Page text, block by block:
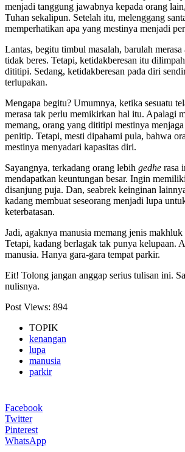
menjadi tanggung jawabnya kepada orang
Tuhan sekalipun. Setelah itu, melenggang
memperhatikan apa yang mestinya menjadi
Lantas, begitu timbul masalah, barulah merasa
tidak beres. Tetapi, ketidakberesan itu
dititipi. Sedang, ketidakberesan pada diri
terlupakan.
Mengapa begitu? Umumnya, ketika sesuatu
merasa tak perlu memikirkan hal itu. Apalagi
memang, orang yang dititipi mestinya
penitip. Tetapi, mesti dipahami pula, bahwa
mestinya menyadari kapasitas diri.
Sayangnya, terkadang orang lebih gedhe rasa
mendapatkan keuntungan besar. Ingin
disanjung puja. Dan, seabrek keinginan
kadang membuat seseorang menjadi lupa
keterbatasan.
Jadi, agaknya manusia memang jenis makhluk
Tetapi, kadang berlagak tak punya kelupaan.
manusia. Hanya gara-gara tempat parkir.
Eit! Tolong jangan anggap serius tulisan ini.
nulisnya.
Post Views: 894
TOPIK
kenangan
lupa
manusia
parkir
Facebook
Twitter
Pinterest
WhatsApp